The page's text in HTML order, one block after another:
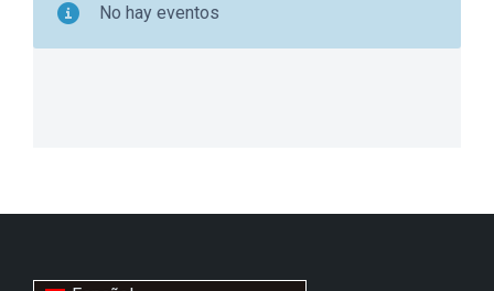
No hay eventos